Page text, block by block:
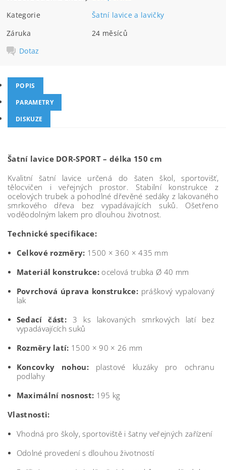
Kategorie
Šatní lavice a lavičky
Záruka
24 měsíců
Dotaz
POPIS
PARAMETRY
DISKUZE
Šatní lavice DOR-SPORT – délka 150 cm
Kvalitní šatní lavice určená do šaten škol, sportovišť,
tělocvičen i veřejných prostor. Stabilní konstrukce z
ocelových trubek a pohodlné dřevěné sedáky z lakovaného
smrkového dřeva bez vypadávajících suků. Ošetřeno
voděodolným lakem pro dlouhou životnost.
Technické specifikace:
Celkové rozměry: 1500 × 360 × 435 mm
Materiál konstrukce: ocelová trubka Ø 40 mm
Povrchová úprava konstrukce: práškový vypalovaný
lak
Sedací část: 3 ks lakovaných smrkových latí bez
vypadávajících suků
Rozměry latí: 1500 × 90 × 26 mm
Koncovky nohou: plastové kluzáky pro ochranu
podlahy
Maximální nosnost: 195 kg
Vlastnosti:
Vhodná pro školy, sportoviště i šatny veřejných zařízení
Odolné provedení s dlouhou životností